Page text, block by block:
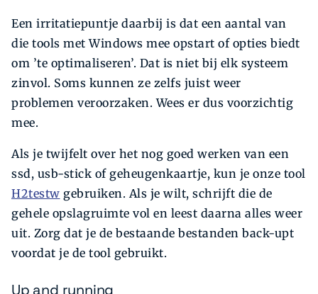
Een irritatiepuntje daarbij is dat een aantal van
die tools met Windows mee opstart of opties biedt
om ’te optimaliseren’. Dat is niet bij elk systeem
zinvol. Soms kunnen ze zelfs juist weer
problemen veroorzaken. Wees er dus voorzichtig
mee.
Als je twijfelt over het nog goed werken van een
ssd, usb-stick of geheugenkaartje, kun je onze tool
H2testw gebruiken. Als je wilt, schrijft die de
gehele opslagruimte vol en leest daarna alles weer
uit. Zorg dat je de bestaande bestanden back-upt
voordat je de tool gebruikt.
Up and running